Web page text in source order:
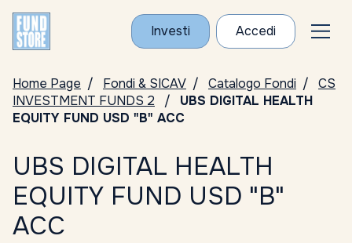
Investi Accedi
Home Page Fondi & SICAV Catalogo Fondi
CS
INVESTMENT FUNDS 2
UBS DIGITAL HEALTH
EQUITY FUND USD "B" ACC
UBS DIGITAL HEALTH
EQUITY FUND USD "B"
ACC